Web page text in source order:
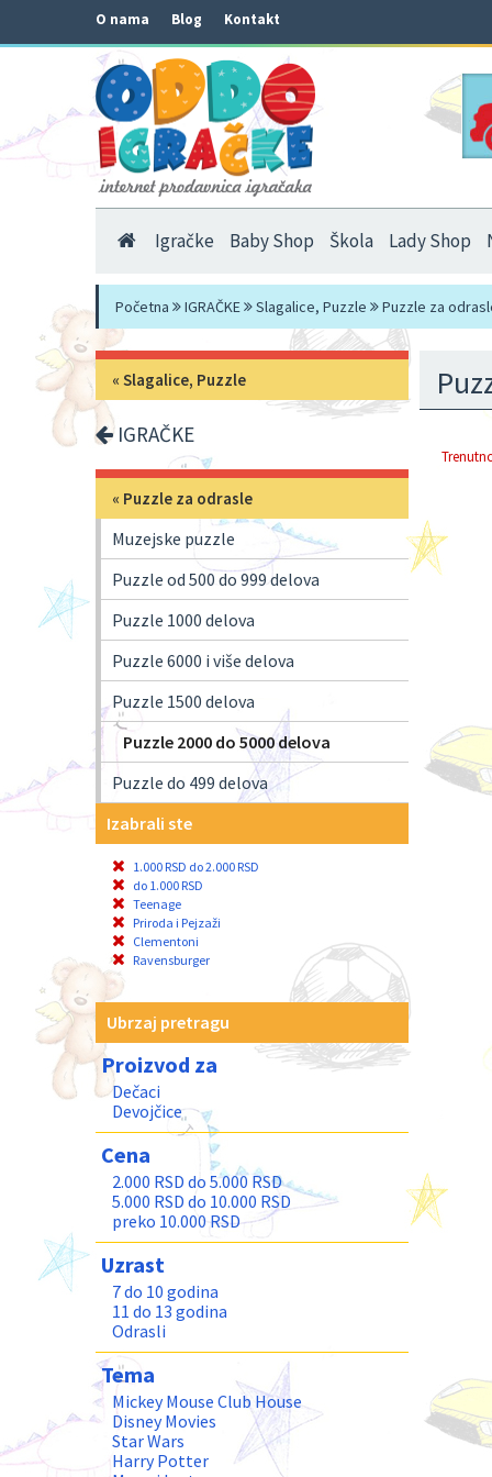
O nama Blog Kontakt
Igračke Baby Shop Škola Lady Shop
Početna IGRAČKE Slagalice, Puzzle Puzzle za
« Slagalice, Puzzle
IGRAČKE
« Puzzle za odrasle
Muzejske puzzle
Puzzle od 500 do 999 delova
Puzzle 1000 delova
Puzzle 6000 i više delova
Puzzle 1500 delova
Puzzle 2000 do 5000 delova
Puzzle do 499 delova
Izabrali ste
1.000 RSD do 2.000 RSD
do 1.000 RSD
Teenage
Priroda i Pejzaži
Clementoni
Ravensburger
Ubrzaj pretragu
Proizvod za
Dečaci
Devojčice
Cena
2.000 RSD do 5.000 RSD
5.000 RSD do 10.000 RSD
preko 10.000 RSD
Uzrast
7 do 10 godina
11 do 13 godina
Odrasli
Tema
Mickey Mouse Club House
Disney Movies
Star Wars
Harry Potter